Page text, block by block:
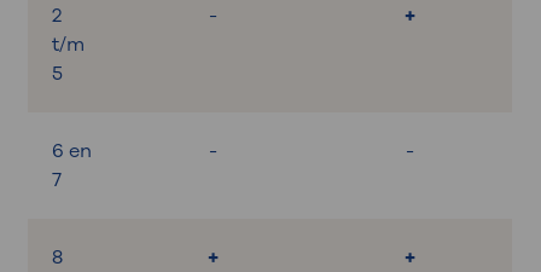
2
t/m
5
- +
6 en
7
- -
8 + +